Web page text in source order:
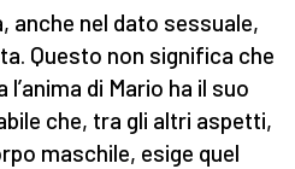
anche nel dato sessuale,
Questo non significa che
l’anima di Mario ha il suo
che, tra gli altri aspetti,
maschile, esige quel